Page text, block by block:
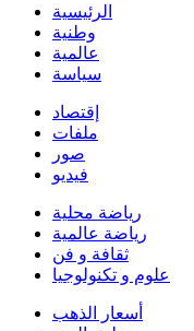
الرئيسية
وطنية
عالمية
سياسة
إقتصاد
ملفات
صور
فيديو
رياضة محلية
رياضة عالمية
ثقافة و فن
علوم و تكنولوجيا
أسعار الذهب